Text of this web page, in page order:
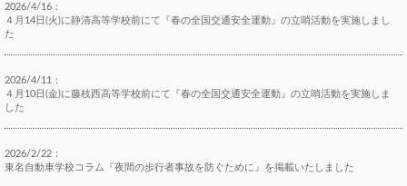
2026/4/16：
４月14日(火)に静清高等学校前にて『春の全国交通安全運動』の立哨活動を実施しまし
た
2026/4/11：
４月10日(金)に藤枝西高等学校前にて『春の全国交通安全運動』の立哨活動を実施しま
した
2026/2/22：
東名自動車学校コラム『夜間の歩行者事故を防ぐために』を掲載いたしました